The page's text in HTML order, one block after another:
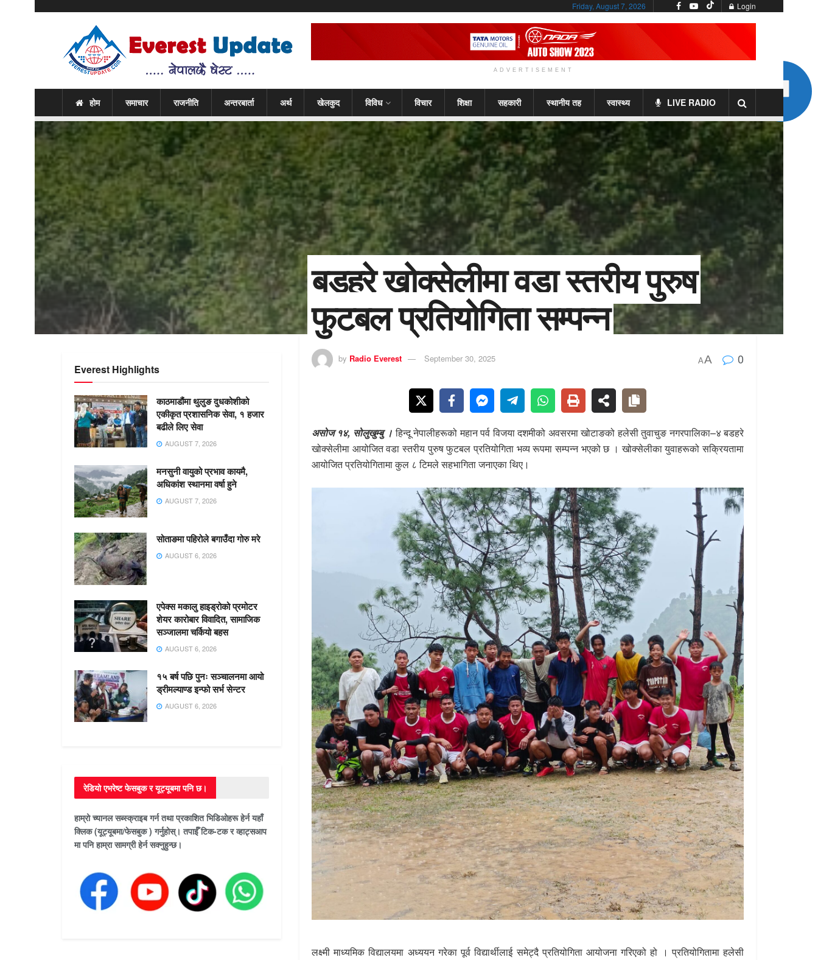
Friday, August 7, 2026 Login
ADVERTISEMENT
होम समाचार राजनीति अन्तरबार्ता अर्थ खेलकुद विविध विचार शिक्षा सहकारी स्थानीय तह स्वास्थ्य LIVE RADIO
बडहरे खोक्सेलीमा वडा स्तरीय पुरुष
फुटबल प्रतियोगिता सम्पन्न
by Radio Everest September 30, 2025 AA 0
असोज १४, सोलुखुम्बु । हिन्दू नेपालीहरूको महान पर्व विजया दशमीको अवसरमा खोटाङको हलेसी तुवाचुङ नगरपालिका–४ बडहरे
खोक्सेलीमा आयोजित वडा स्तरीय पुरुष फुटबल प्रतियोगिता भव्य रूपमा सम्पन्न भएको छ । खोक्सेलीका युवाहरूको सक्रियतामा
आयोजित प्रतियोगितामा कुल ८ टिमले सहभागिता जनाएका थिए।
लक्ष्मी माध्यमिक विद्यालयमा अध्ययन गरेका पूर्व विद्यार्थीलाई समेट्दै प्रतियोगिता आयोजना गरिएको हो । प्रतियोगितामा हलेसी
Everest Highlights
काठमाडौंमा थुलुङ दुधकोशीको
एकीकृत प्रशासनिक सेवा, १ हजार
बढीले लिए सेवा
AUGUST 7, 2026
मनसुनी वायुको प्रभाव कायमै,
अधिकांश स्थानमा वर्षा हुने
AUGUST 7, 2026
सोताङमा पहिरोले बगाउँदा गोरु मरे
AUGUST 6, 2026
एपेक्स मकालु हाइड्रोको प्रमोटर
शेयर कारोबार विवादित, सामाजिक
सञ्जालमा चर्कियो बहस
AUGUST 6, 2026
१५ बर्ष पछि पुनः सञ्चालनमा आयो
ड्रीमल्याण्ड इन्फो सर्भ सेन्टर
AUGUST 6, 2026
रेडियो एभरेष्ट फेसबुक र यूट्यूबमा पनि छ।
हाम्रो च्यानल सब्स्क्राइब गर्न तथा प्रकाशित भिडिओहरू हेर्न यहाँ
क्लिक (यूट्यूबमा/फेसबुक ) गर्नुहोस्। तपाईँ टिक-टक र व्हाट्सआप
मा पनि हाम्रा सामग्री हेर्न सक्नुहुन्छ।